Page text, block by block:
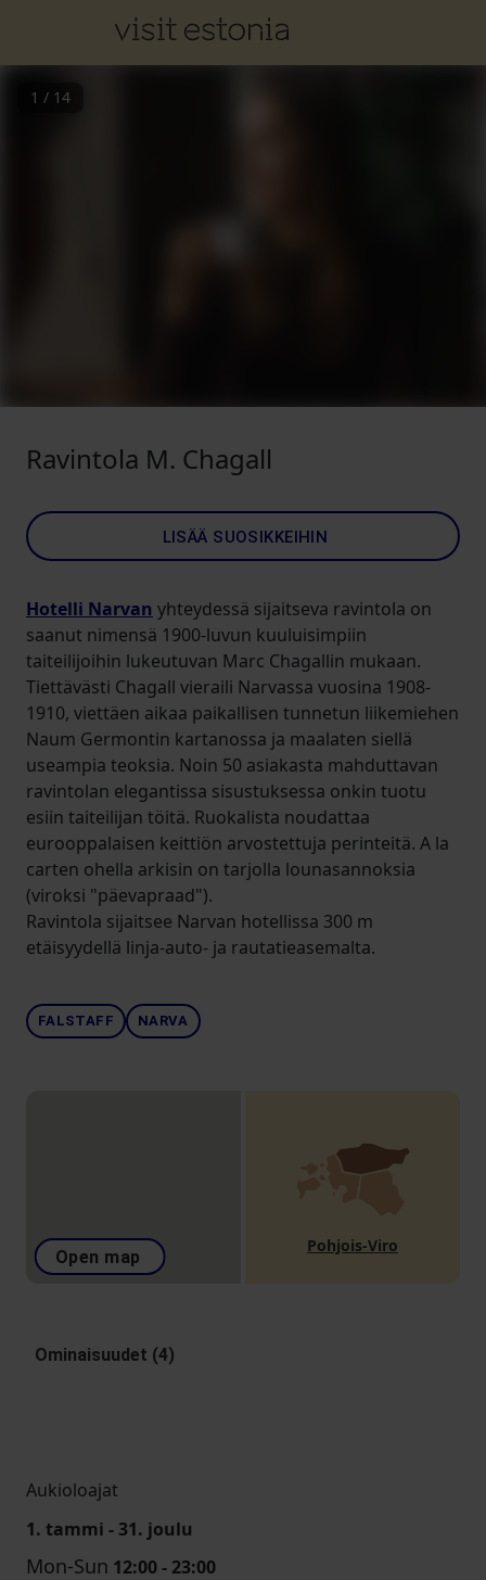
1 / 14
Ravintola M. Chagall
LISÄÄ SUOSIKKEIHIN
Hotelli Narvan yhteydessä sijaitseva ravintola on
saanut nimensä 1900-luvun kuuluisimpiin
taiteilijoihin lukeutuvan Marc Chagallin mukaan.
Tiettävästi Chagall vieraili Narvassa vuosina 1908-
1910, viettäen aikaa paikallisen tunnetun liikemiehen
Naum Germontin kartanossa ja maalaten siellä
useampia teoksia. Noin 50 asiakasta mahduttavan
ravintolan elegantissa sisustuksessa onkin tuotu
esiin taiteilijan töitä. Ruokalista noudattaa
eurooppalaisen keittiön arvostettuja perinteitä. A la
carten ohella arkisin on tarjolla lounasannoksia
(viroksi "päevapraad").
Ravintola sijaitsee Narvan hotellissa 300 m
etäisyydellä linja-auto- ja rautatieasemalta.
FALSTAFF NARVA
Open map
Pohjois-Viro
Ominaisuudet (4)
Aukioloajat
1. tammi - 31. joulu
Mon-Sun 12:00 - 23:00